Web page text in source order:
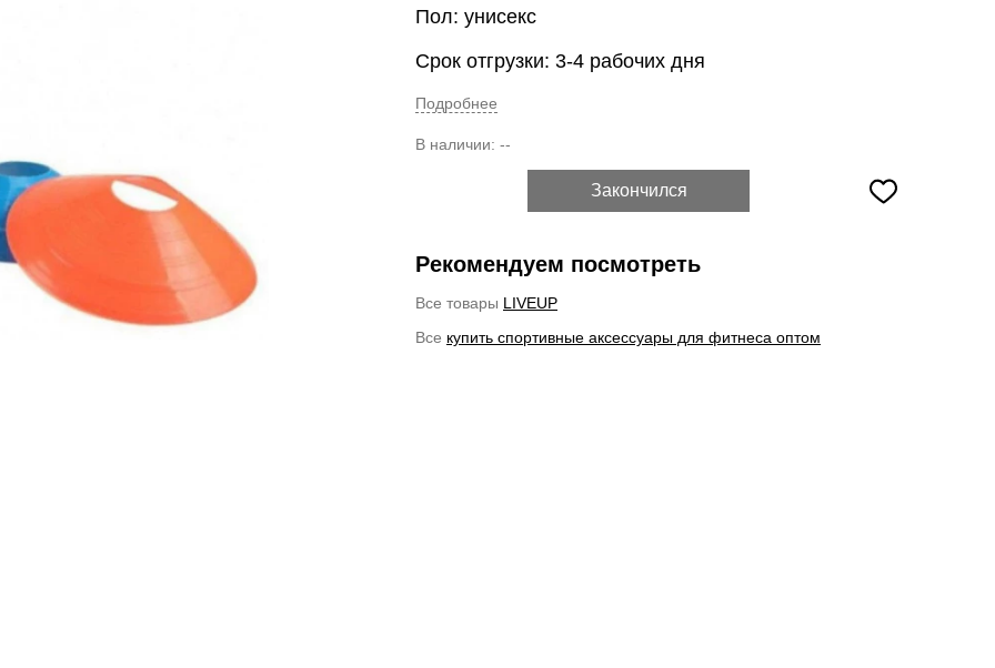
Пол: унисекс
Срок отгрузки: 3-4 рабочих дня
Подробнее
В наличии: --
Закончился
Рекомендуем посмотреть
Все товары LIVEUP
Все купить спортивные аксессуары для фитнеса оптом